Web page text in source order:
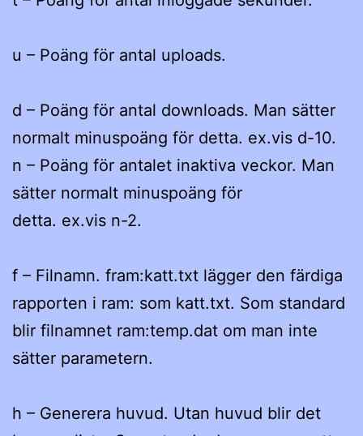
u – Poäng för antal uploads.
d – Poäng för antal downloads. Man sätter
normalt minuspoäng för detta. ex.vis d-10.
n – Poäng för antalet inaktiva veckor. Man
sätter normalt minuspoäng för
detta. ex.vis n-2.
f – Filnamn. fram:katt.txt lägger den färdiga
rapporten i ram: som katt.txt. Som standard
blir filnamnet ram:temp.dat om man inte
sätter parametern.
h – Generera huvud. Utan huvud blir det